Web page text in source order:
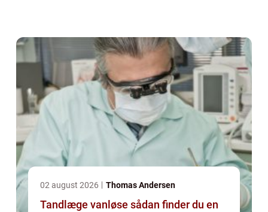
02 august 2026 Thomas Andersen
Tandlæge vanløse sådan finder du en